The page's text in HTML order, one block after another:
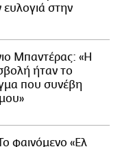
ευλογιά στην
Μπαντέρας: «Η
ήταν το
που συνέβη
φαινόμενο «Ελ